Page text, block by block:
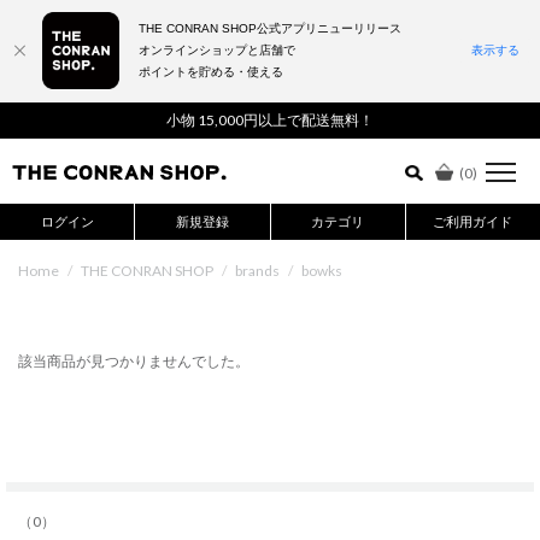
小物 15,000円以上で配送無料！
(0)
ログイン 新規登録 カテゴリ ご利用ガイド
詳細検索はこちら
Home / THE CONRAN SHOP / brands / bowks
該当商品が見つかりませんでした。
（0）
THE CONRAN SHOP公式アプリニューリリース
オンラインショップと店舗で
ポイントを貯める・使える
表示する